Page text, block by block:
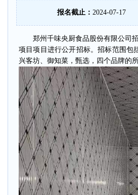
报名截止： 2024-07-17
郑州千味央厨食品股份有限公司招
项目项目进行公开招标。招标范围包
兴客坊、御知菜，甄选，四个品牌的